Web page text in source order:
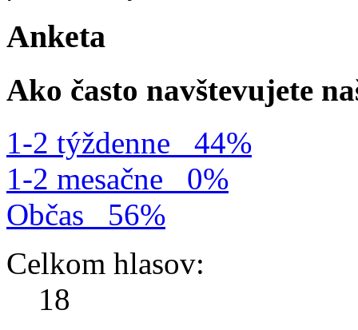
Anketa
Ako často navštevujete
1-2 týždenne
44%
1-2 mesačne
0%
Občas
56%
Celkom hlasov:
18